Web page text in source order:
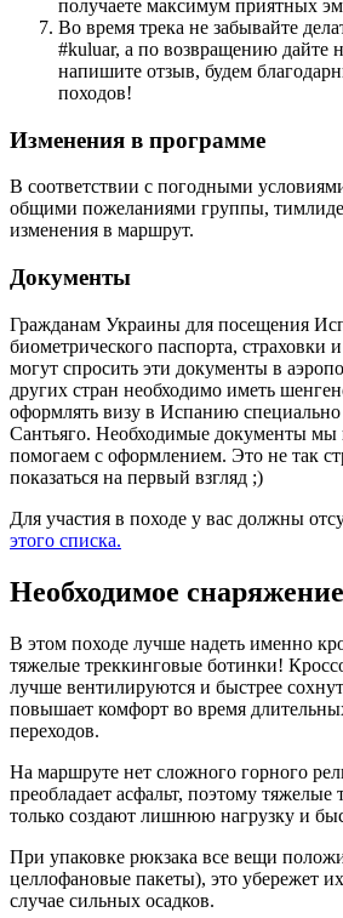
получаете максимум приятных
Во время трека не забывайте
#kuluar, а по возвращению дайте
напишите отзыв, будем
походов!
Изменения в программе
В соответствии с погодными
общими пожеланиями группы,
изменения в маршрут.
Документы
Гражданам Украины для посещения
биометрического паспорта, страховки
могут спросить эти документы в
других стран необходимо иметь
оформлять визу в Испанию
Сантьяго. Необходимые документы мы
помогаем с оформлением. Это не так
показаться на первый взгляд ;)
Для участия в походе у вас должны
этого списка.
Необходимое снаряжение
В этом походе лучше надеть именно
тяжелые треккинговые ботинки!
лучше вентилируются и быстрее
повышает комфорт во время
переходов.
На маршруте нет сложного горного
преобладает асфальт, поэтому
только создают лишнюю нагрузку и
При упаковке рюкзака все вещи
целлофановые пакеты), это убережет
случае сильных осадков.